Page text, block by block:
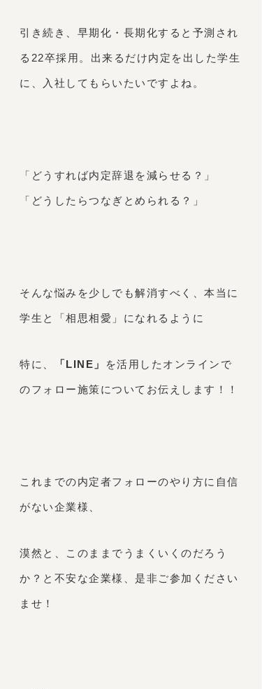
引き続き、早期化・長期化すると予測され
る22卒採用。出来るだけ内定を出した学生
に、入社してもらいたいですよね。
「どうすれば内定辞退を減らせる？」
「どうしたらつなぎとめられる？」
そんな悩みを少しでも解消すべく、本当に
学生と「相思相愛」になれるように
特に、 「LINE」 を活用したオンラインで
のフォロー施策についてお伝えします！！
これまでの内定者フォローのやり方に自信
がない企業様、
漠然と、このままでうまくいくのだろう
か？と不安な企業様、是非ご参加ください
ませ！